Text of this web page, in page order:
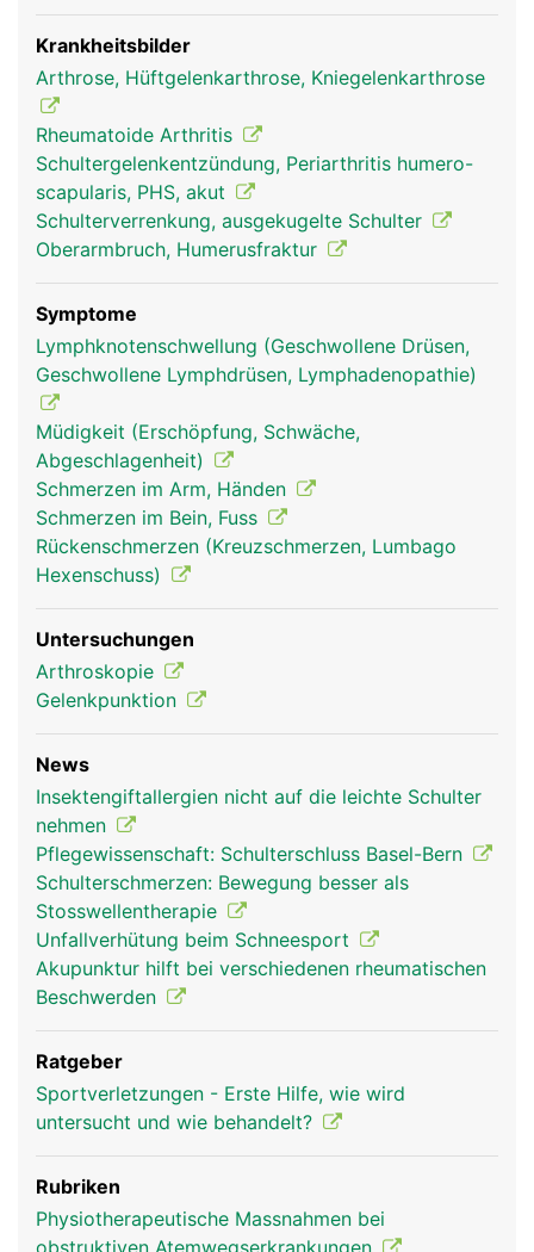
Rotatorenmanschette) und dem grossen
Schultermuskel (Deltoideus) umgeben. Die
Bewegung des Armes wird durch das
Zusammenspiel von Gelenk, Bändern und Muskeln
ermöglicht.
Frau
Mann
Krankheitsbilder
Arthrose, Hüftgelenkarthrose, Kniegelenkarthrose
Rheumatoide Arthritis
Schultergelenkentzündung, Periarthritis humero-
scapularis, PHS, akut
Schulterverrenkung, ausgekugelte Schulter
Oberarmbruch, Humerusfraktur
Symptome
Lymphknotenschwellung (Geschwollene Drüsen,
Geschwollene Lymphdrüsen, Lymphadenopathie)
Müdigkeit (Erschöpfung, Schwäche,
Abgeschlagenheit)
Schmerzen im Arm, Händen
Schmerzen im Bein, Fuss
Rückenschmerzen (Kreuzschmerzen, Lumbago
Hexenschuss)
Untersuchungen
Arthroskopie
Gelenkpunktion
News
Insektengiftallergien nicht auf die leichte Schulter
nehmen
Pflegewissenschaft: Schulterschluss Basel-Bern
Schulterschmerzen: Bewegung besser als
Stosswellentherapie
Unfallverhütung beim Schneesport
Akupunktur hilft bei verschiedenen rheumatischen
Beschwerden
Ratgeber
Sportverletzungen - Erste Hilfe, wie wird
untersucht und wie behandelt?
Rubriken
Physiotherapeutische Massnahmen bei
obstruktiven Atemwegserkrankungen